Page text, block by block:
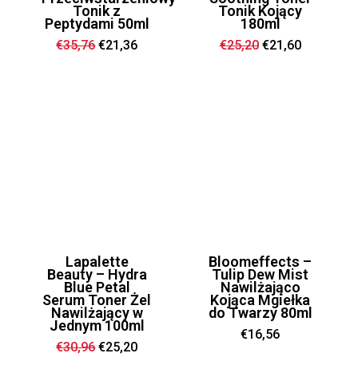
Tonik z
Peptydami 50ml
€35,76Ursprünglicher
Preis
€21,36Aktueller
Tonik Kojący
180ml
€25,20 Ursprünglicher
Preis
€21,60Aktueller
Lapalette
Beauty – Hydra
Blue Petal
Serum Toner Żel
Nawilżający w
Jednym 100ml
€30,96Ursprünglicher
Preis
€25,20Aktueller
Bloomeffects –
Tulip Dew Mist
Nawilżająco
Kojąca Mgiełka
do Twarzy 80ml
€16,56